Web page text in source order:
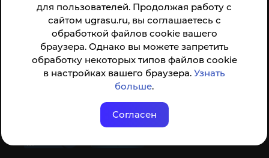
для пользователей. Продолжая работу с
сайтом ugrasu.ru, вы соглашаетесь с
обработкой файлов cookie вашего
браузера. Однако вы можете запретить
обработку некоторых типов файлов cookie
в настройках вашего браузера.Узнать
больше.
Согласен
Анкета доступна по QR-коду, а так же по прямой
ссылке
© ФГБОУ ВО ЮГУ 2001–2026